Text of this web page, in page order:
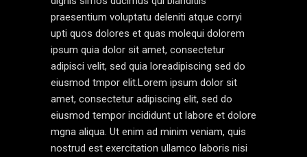
praesentium voluptatu deleniti atque corryi
upti quos dolores et quas molequi dolorem
ipsum quia dolor sit amet, consectetur
adipisci velit, sed quia loreadipiscing sed do
eiusmod tmpor elit.Lorem ipsum dolor sit
amet, consectetur adipiscing elit, sed do
eiusmod tempor incididunt ut labore et dolore
mgna aliqua. Ut enim ad minim veniam, quis
nostrud est exercitation ullamco laboris nisi